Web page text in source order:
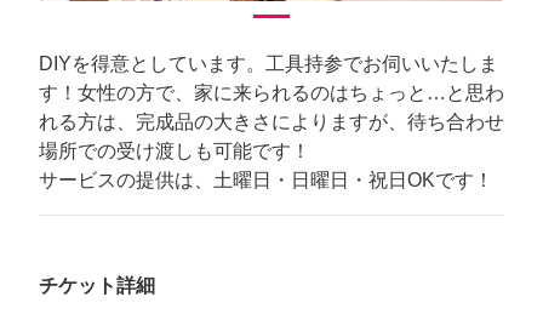
DIYを得意としています。工具持参でお伺いいたしま
す！女性の方で、家に来られるのはちょっと…と思わ
れる方は、完成品の大きさによりますが、待ち合わせ
場所での受け渡しも可能です！
サービスの提供は、土曜日・日曜日・祝日OKです！
チケット詳細